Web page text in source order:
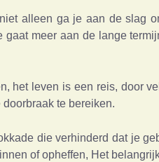
alleen ga je aan de slag
meer aan de lange
het leven is een reis, door
te bereiken.
die verhinderd dat je
of opheffen, Het